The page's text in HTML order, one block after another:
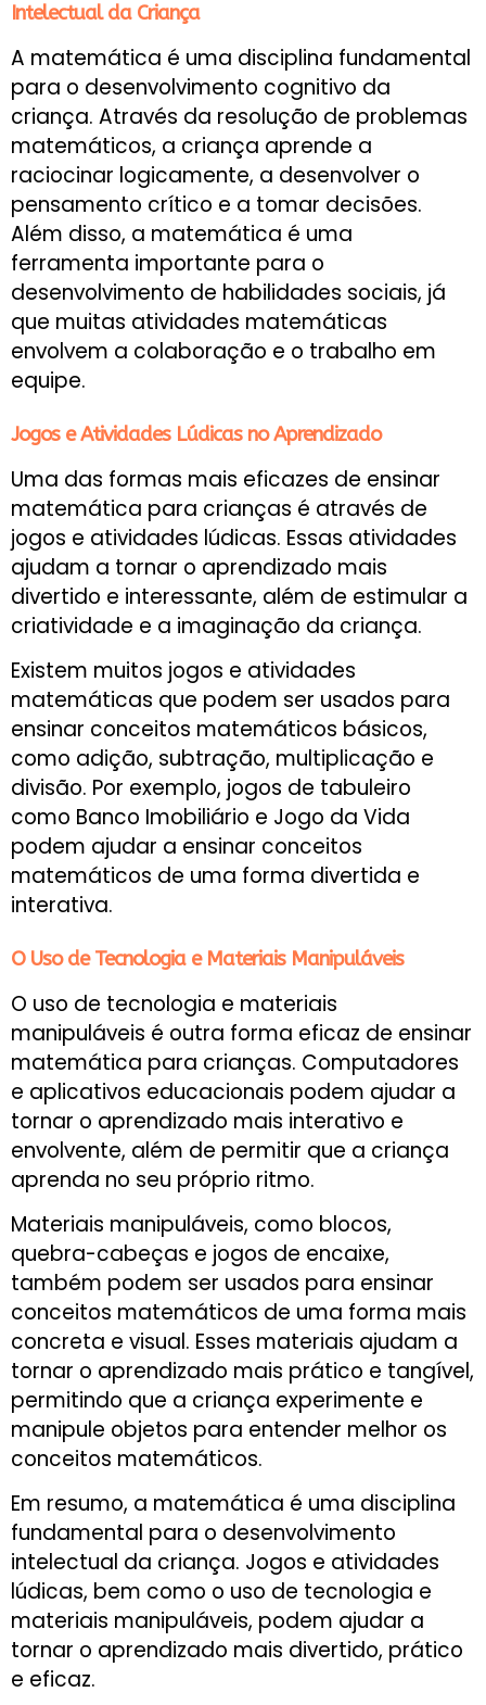
Intelectual da Criança
A matemática é uma disciplina fundamental
para o desenvolvimento cognitivo da
criança. Através da resolução de problemas
matemáticos, a criança aprende a
raciocinar logicamente, a desenvolver o
pensamento crítico e a tomar decisões.
Além disso, a matemática é uma
ferramenta importante para o
desenvolvimento de habilidades sociais, já
que muitas atividades matemáticas
envolvem a colaboração e o trabalho em
equipe.
Jogos e Atividades Lúdicas no Aprendizado
Uma das formas mais eficazes de ensinar
matemática para crianças é através de
jogos e atividades lúdicas. Essas atividades
ajudam a tornar o aprendizado mais
divertido e interessante, além de estimular a
criatividade e a imaginação da criança.
Existem muitos jogos e atividades
matemáticas que podem ser usados para
ensinar conceitos matemáticos básicos,
como adição, subtração, multiplicação e
divisão. Por exemplo, jogos de tabuleiro
como Banco Imobiliário e Jogo da Vida
podem ajudar a ensinar conceitos
matemáticos de uma forma divertida e
interativa.
O Uso de Tecnologia e Materiais Manipuláveis
O uso de tecnologia e materiais
manipuláveis é outra forma eficaz de ensinar
matemática para crianças. Computadores
e aplicativos educacionais podem ajudar a
tornar o aprendizado mais interativo e
envolvente, além de permitir que a criança
aprenda no seu próprio ritmo.
Materiais manipuláveis, como blocos,
quebra-cabeças e jogos de encaixe,
também podem ser usados para ensinar
conceitos matemáticos de uma forma mais
concreta e visual. Esses materiais ajudam a
tornar o aprendizado mais prático e tangível,
permitindo que a criança experimente e
manipule objetos para entender melhor os
conceitos matemáticos.
Em resumo, a matemática é uma disciplina
fundamental para o desenvolvimento
intelectual da criança. Jogos e atividades
lúdicas, bem como o uso de tecnologia e
materiais manipuláveis, podem ajudar a
tornar o aprendizado mais divertido, prático
e eficaz.